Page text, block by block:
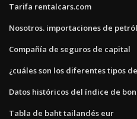
Tarifa rentalcars.com
Nosotros. importaciones de
Compañía de seguros de capital
¿cuáles son los diferentes tipos
Datos históricos del índice de
Tabla de baht tailandés eur